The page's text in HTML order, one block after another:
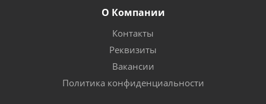
О Компании
Контакты
Реквизиты
Вакансии
Политика конфиденциальности